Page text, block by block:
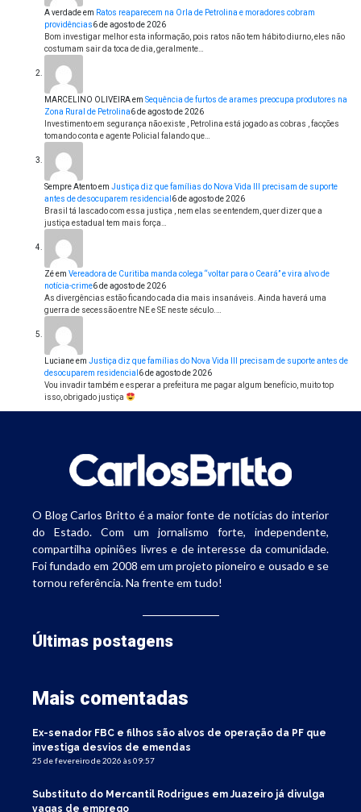
A verdadeem Ratos reaparecem na Orla de Petrolina e moradores cobram
providências6 de agosto de 2026
Bom investigar melhor esta informação, pois ratos não tem hábito diurno, eles não
costumam sair da toca de dia, geralmente…
MARCELINO OLIVEIRAem Sequência de furtos de arames preocupa produtores na
Zona Rural de Petrolina6 de agosto de 2026
Investimento em segurança não existe , Petrolina está jogado as cobras , facções
tomando conta e agente Policial falando que…
Sempre Atentoem Justiça diz que famílias do Nova Vida III precisam de suporte
antes de desocuparem residencial 6 de agosto de 2026
Brasil tá lascado com essa justiça , nem elas se entendem, quer dizer que a
justiça estadual tem mais força…
Zéem Vereadora de Curitiba manda colega “voltar para o Ceará” e vira alvo de
notícia-crime6 de agosto de 2026
As divergências estão ficando cada dia mais insanáveis. Ainda haverá uma
guerra de secessão entre NE e SE neste século.…
Lucianeem Justiça diz que famílias do Nova Vida III precisam de suporte antes de
desocuparem residencial 6 de agosto de 2026
Vou invadir também e esperar a prefeitura me pagar algum benefício, muito top
isso, obrigado justiça
O Blog Carlos Britto é a maior fonte de notícias do interior
do Estado. Com um jornalismo forte, independente,
compartilha opiniões livres e de interesse da comunidade.
Foi fundado em 2008 em um projeto pioneiro e ousado e se
tornou referência. Na frente em tudo!
Últimas postagens
Mais comentadas
Ex-senador FBC e filhos são alvos de operação da PF que
investiga desvios de emendas
25 de fevereiro de 2026 às 09:57
Substituto do Mercantil Rodrigues em Juazeiro já divulga
vagas de emprego